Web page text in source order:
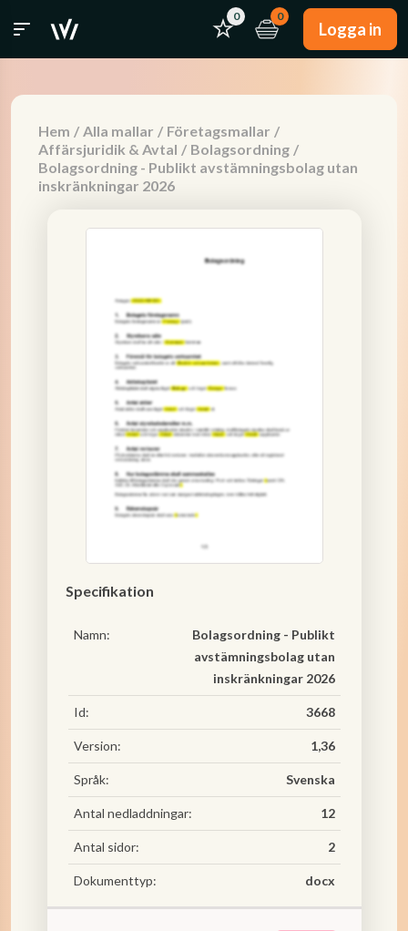
0 0
Logga in
Hem / Alla mallar / Företagsmallar /
Affärsjuridik & Avtal / Bolagsordning /
Bolagsordning - Publikt avstämningsbolag utan
inskränkningar 2026
Specifikation
Namn:
Bolagsordning - Publikt
avstämningsbolag utan
inskränkningar 2026
Id: 3668
Version: 1,36
Språk: Svenska
Antal nedladdningar: 12
Antal sidor: 2
Dokumenttyp: docx